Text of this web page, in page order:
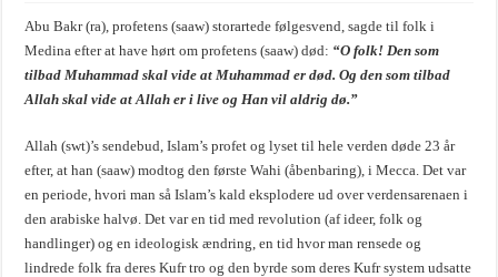
Abu Bakr (ra), profetens (saaw) storartede følgesvend, sagde til folk i
Medina efter at have hørt om profetens (saaw) død: “O folk! Den som
tilbad Muhammad skal vide at Muhammad er død. Og den som tilbad
Allah skal vide at Allah er i live og Han vil aldrig dø.”
Allah (swt)’s sendebud, Islam’s profet og lyset til hele verden døde 23 år
efter, at han (saaw) modtog den første Wahi (åbenbaring), i Mecca. Det var
en periode, hvori man så Islam’s kald eksplodere ud over verdensarenaen i
den arabiske halvø. Det var en tid med revolution (af ideer, folk og
handlinger) og en ideologisk ændring, en tid hvor man rensede og
lindrede folk fra deres Kufr tro og den byrde som deres Kufr system udsatte